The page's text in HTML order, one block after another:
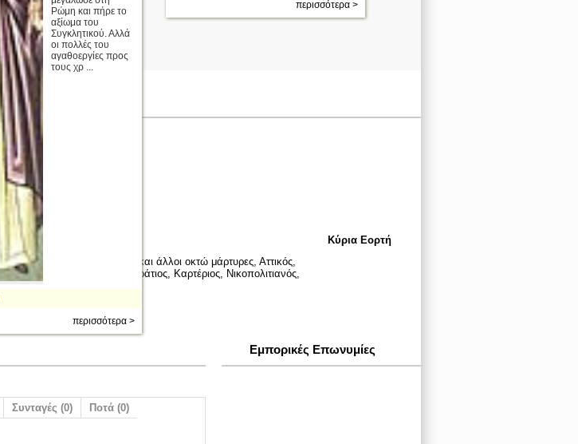
περισσότερα >
Ρώμη και πήρε το
αξίωμα του
Συγκλητικού. Αλλά
οι πολλές του
αγαθοεργίες προς
τους χρ ...
περισσότερα >
Κύρια Εορτή
Άγιοι Εύδοξιος, Αγάπιος και άλλοι οκτώ μάρτυρες, Αττικός,
Μαρίνος, Ωκεανός, Ευστράτιος, Καρτέριος, Νικοπολιτιανός,
Εμπορικές Επωνυμίες
Συνταγές (0) Ποτά (0)